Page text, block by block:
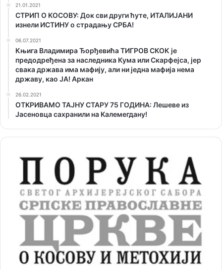
21.01.2021
СТРИП О KОСОВУ: Док сви други ћуте, ИТАЛИЈАНИ
изнели ИСТИНУ о страдању СРБА!
06.07.2021
Књига Владимира Ђорђевића ТИГРОВ СКОК је
предодређена за наследника Кума или Скарфејса, јер
свака држава има мафију, али ни једна мафија нема
државу, као ЈА! Аркан
26.02.2021
ОТKРИВАМО ТАЈНУ СТАРУ 75 ГОДИНА: Лешеве из
Јасеновца сахранили на Kалемегдану!